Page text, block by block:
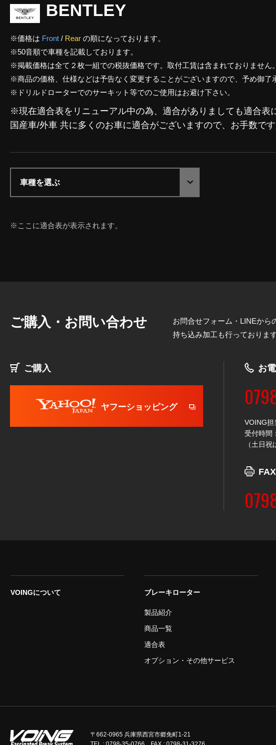
BENTLEY
※価格は Front / Rear の順になっております。
※50音順で車種を記載しております。
※掲載価格は全て２枚一組での税抜価格です。取付工賃は含まれておりません。
※商品の価格、仕様などは予告なく変更することがございますので、予め御了
※ドリルドローターでのサーキット等でのご使用はお避け下さい。
※現在適合表をリニューアル中の為、適合がありましても適合表
国産車/外車 共に多くのお車に適合がございますので、お手数で
車種を選ぶ
※ここに適合表が表示されます。
ご購入・お問い合わせ
お問合せフォーム・LINEから
持ち込み加工も行っておりま
ご購入
ヤフーショッピング
お
VOING担
受付時間
（土日祝
VOINGについて ブレーキローター
製品紹介
商品一覧
適合表
オプション・その他サービス
〒662-0965 兵庫県西宮市郷免町1-21